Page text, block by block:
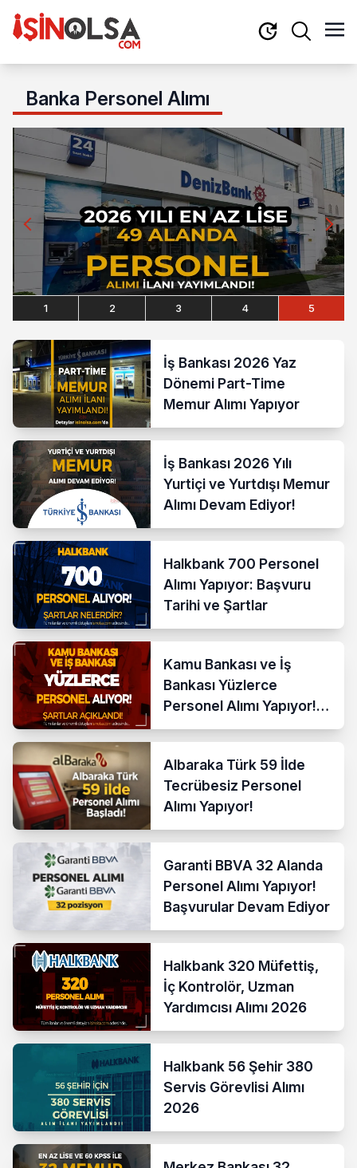
Banka Personel Alımı
1 2 3 4 5
İş Bankası 2026 Yaz
Dönemi Part-Time
Memur Alımı Yapıyor
İş Bankası 2026 Yılı
Yurtiçi ve Yurtdışı Memur
Alımı Devam Ediyor!
Halkbank 700 Personel
Alımı Yapıyor: Başvuru
Tarihi ve Şartlar
Kamu Bankası ve İş
Bankası Yüzlerce
Personel Alımı Yapıyor!
Şartlar Açıklandı
Albaraka Türk 59 İlde
Tecrübesiz Personel
Alımı Yapıyor!
Garanti BBVA 32 Alanda
Personel Alımı Yapıyor!
Başvurular Devam Ediyor
Halkbank 320 Müfettiş,
İç Kontrolör, Uzman
Yardımcısı Alımı 2026
Halkbank 56 Şehir 380
Servis Görevlisi Alımı
2026